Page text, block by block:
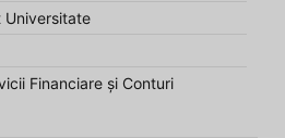
Universitate
Financiare și Conturi